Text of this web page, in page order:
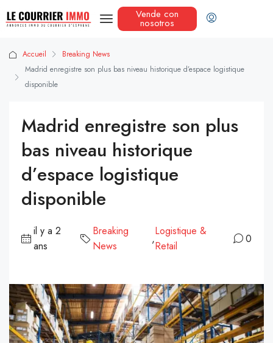
Vende con
nosotros
Accueil
Breaking News
Madrid enregistre son plus bas niveau historique d’espace logistique
disponible
Madrid enregistre son plus
bas niveau historique
d’espace logistique
disponible
il y a 2
ans
Breaking
News
,
Logistique &
Retail
0